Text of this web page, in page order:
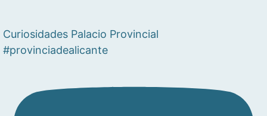
Curiosidades Palacio Provincial
#provinciadealicante